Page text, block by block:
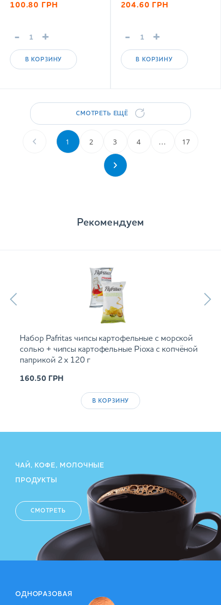
100.80 ГРН
- +
В КОРЗИНУ
204.60 ГРН
- +
В КОРЗИНУ
СМОТРЕТЬ ЕЩЁ
1 2 3 4 ... 17
Рекомендуем
Набор Pafritas чипсы картофельные с морской
солью + чипсы картофельные Ріоха с копчёной
паприкой 2 х 120 г
160.50 ГРН
В КОРЗИНУ
ЧАЙ, КОФЕ, МОЛОЧНЫЕ
ПРОДУКТЫ
СМОТРЕТЬ
ОДНОРАЗОВАЯ